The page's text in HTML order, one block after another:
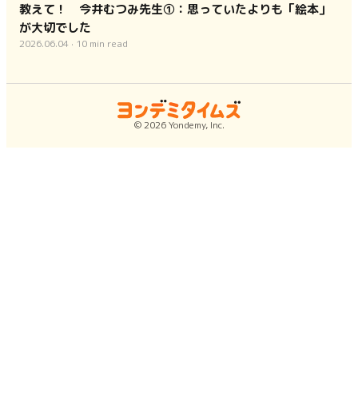
教えて！ 今井むつみ先生①：思っていたよりも「絵本」
が大切でした
2026.06.04 · 10 min read
©2026Yondemy, Inc.